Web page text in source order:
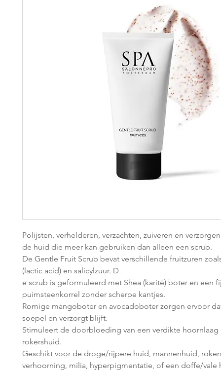
Polijsten, verhelderen, verzachten, zuiveren en
de huid die meer kan gebruiken dan alleen een scrub.
De Gentle Fruit Scrub bevat verschillende fruitzuren
(lactic acid) en salicylzuur. D
e scrub is geformuleerd met Shea (karité) boter en een
puimsteenkorrel zonder scherpe kantjes.
Romige mangoboter en avocadoboter zorgen ervoor
soepel en verzorgt blijft.
Stimuleert de doorbloeding van een verdikte hoornlaag
rokershuid.
Geschikt voor de droge/rijpere huid, mannenhuid,
verhoorning, milia, hyperpigmentatie, of een doffe/vale